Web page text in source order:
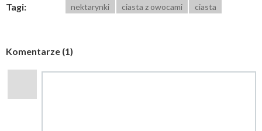
Tagi: nektarynki ciasta z owocami ciasta
Komentarze (1)